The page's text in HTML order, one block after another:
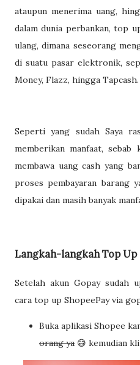
ataupun menerima uang,
dalam dunia perbankan, top
ulang, dimana seseorang
di suatu pasar elektronik,
Money, Flazz, hingga Tapcash.
Seperti yang sudah Saya
memberikan manfaat,
membawa uang cash yang
proses pembayaran barang
dipakai dan masih banyak
Langkah-langkah Top Up
Setelah akun Gopay sudah
cara top up ShopeePay via
Buka aplikasi Shopee
orang ya 😅 kemudian